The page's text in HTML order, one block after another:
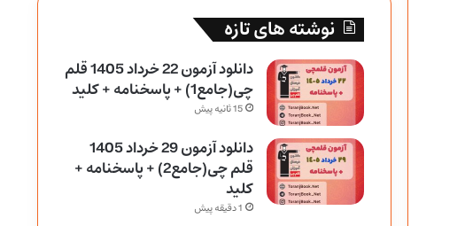
نوشته های تازه
دانلود آزمون 22 خرداد 1405 قلم
چی(جامع1) + پاسخنامه + کلید
15 ثانیه پیش
دانلود آزمون 29 خرداد 1405
قلم چی(جامع2) + پاسخنامه +
کلید
1 دقیقه پیش